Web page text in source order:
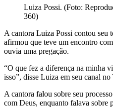
Luiza Possi. (Foto:
360)
A cantora Luiza Possi contou seu
afirmou que teve um encontro
ouvia uma pregação.
“O que fez a diferença na minha
isso”, disse Luiza em seu canal no
A cantora falou sobre seu
com Deus, enquanto falava sobre